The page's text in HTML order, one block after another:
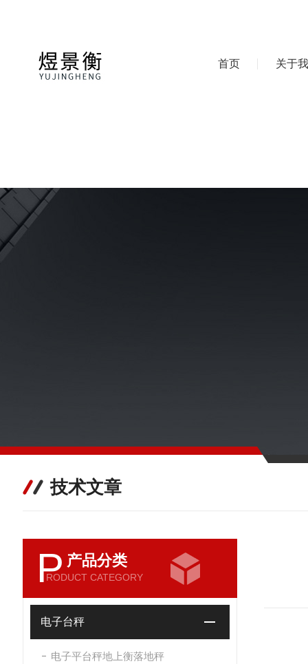
首页 关于
技术文章
P 产品分类
RODUCT CATEGORY
电子台秤
电子平台秤地上衡落地秤